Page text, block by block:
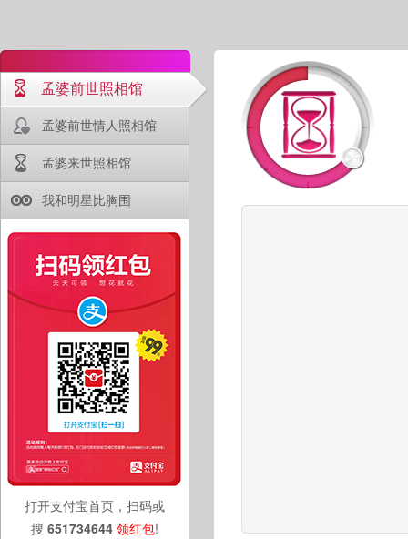
孟婆前世照相馆
孟婆前世情人照相馆
孟婆来世照相馆
我和明星比胸围
打开支付宝首页，扫码或
搜 651734644 领红包!